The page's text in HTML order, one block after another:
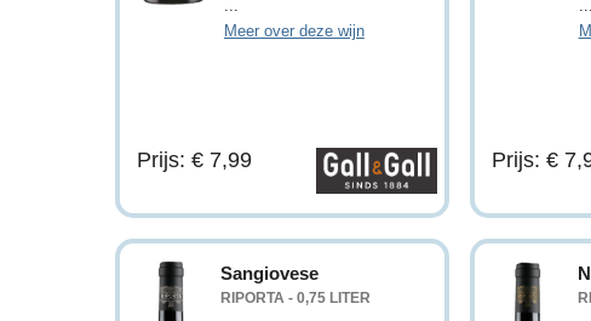
Meer over deze wijn
Prijs: € 7,99 Prijs: €
Sangiovese
RIPORTA - 0,75 LITER